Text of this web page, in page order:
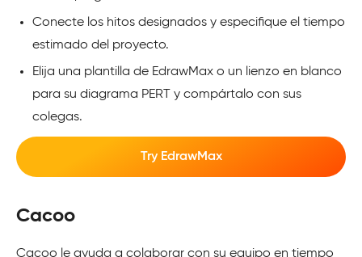
Conecte los hitos designados y especifique el tiempo
estimado del proyecto.
Elija una plantilla de EdrawMax o un lienzo en blanco
para su diagrama PERT y compártalo con sus
colegas.
Try EdrawMax
Cacoo
Cacoo le ayuda a colaborar con su equipo en tiempo